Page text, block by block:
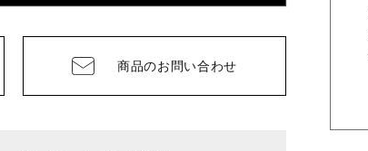
商品のお問い合わせ